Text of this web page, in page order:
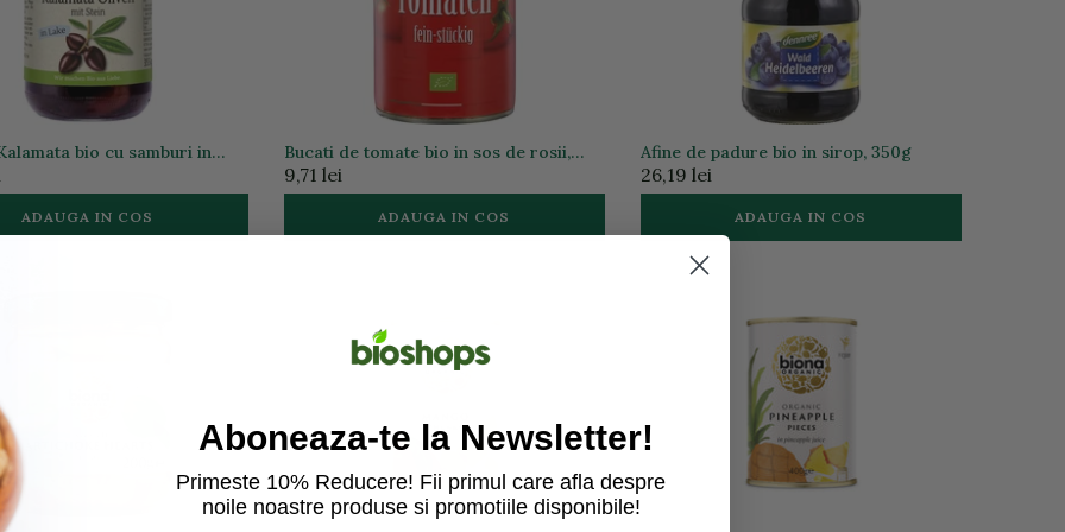
bio cu samburi in
335g
ADAUGA IN COS
Bucati de tomate bio in sos de rosii,
400g
9,71 lei
ADAUGA IN COS
Afine de padure bio in sirop, 350g
26,19 lei
ADAUGA IN COS
Aboneaza-te la Newsletter!
Primeste 10% Reducere! Fii primul care afla despre
noile noastre produse si promotiile disponibile!